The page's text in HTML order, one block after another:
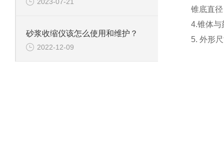
砂浆收缩仪该怎么使用和维护？
2022-12-09
锥底直
4.锥体与
5. 外形